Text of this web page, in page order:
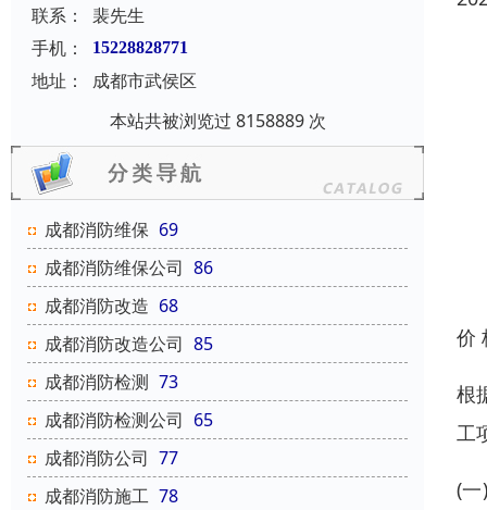
联系：
裴先生
手机：
15228828771
地址：
成都市武侯区
本站共被浏览过 8158889 次
成都消防维保 69
成都消防维保公司 86
成都消防改造 68
成都消防改造公司 85
成都消防检测 73
成都消防检测公司 65
成都消防公司 77
成都消防施工 78
价
根
工
(